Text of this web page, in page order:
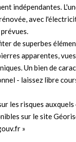
indépendantes.
avec
de superbes
apparentes,
Un bien de
- laissez libre
les risques auxquels
sur le site
»